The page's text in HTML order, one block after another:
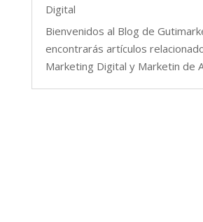
Digital
Bienvenidos al Blog de
encontrarás artículos
Marketing Digital y Marketin de